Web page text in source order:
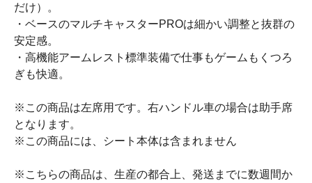
だけ）。
・ベースのマルチキャスターPROは細かい調整と抜群の
安定感。
・高機能アームレスト標準装備で仕事もゲームもくつろ
ぎも快適。
※この商品は左席用です。右ハンドル車の場合は助手席
となります。
※この商品には、シート本体は含まれません
※こちらの商品は、生産の都合上、発送までに数週間か